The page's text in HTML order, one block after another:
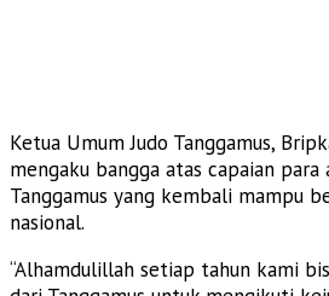
Ketua Umum Judo Tanggamus,
mengaku bangga atas capaian
Tanggamus yang kembali mampu
nasional.
“Alhamdulillah setiap tahun kami